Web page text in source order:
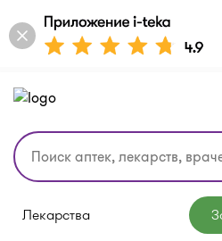
Лекарства